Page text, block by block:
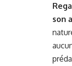
son